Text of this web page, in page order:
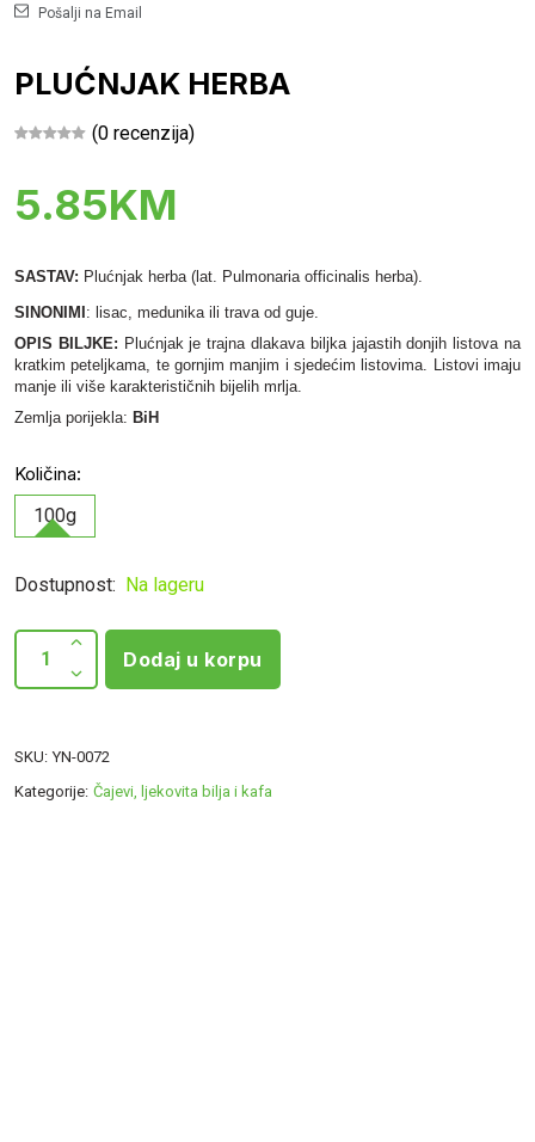
Pošalji na Email
PLUĆNJAK HERBA
(0 recenzija)
5.85KM
SASTAV: Plućnjak herba (lat. Pulmonaria officinalis herba).
SINONIMI : lisac, medunika ili trava od guje.
OPIS BILJKE: Plućnjak je trajna dlakava biljka jajastih donjih listova na
kratkim peteljkama, te gornjim manjim i sjedećim listovima. Listovi imaju
manje ili više karakterističnih bijelih mrlja.
Zemlja porijekla: BiH
Količina:
100g
Dostupnost: Na lageru
Dodaj u korpu
SKU: YN-0072
Kategorije: Čajevi, ljekovita bilja i kafa